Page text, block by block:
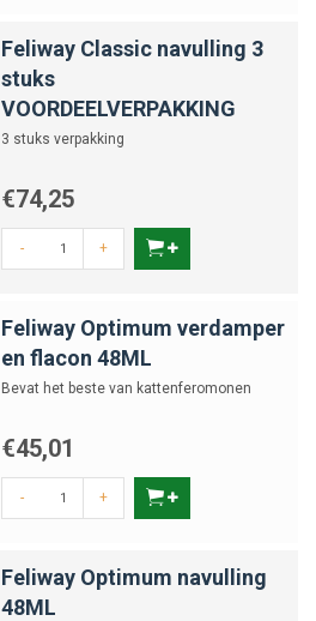
Feliway Classic navulling 3
stuks
VOORDEELVERPAKKING
3 stuks verpakking
€74,25
- +
Feliway Optimum verdamper
en flacon 48ML
Bevat het beste van kattenferomonen
€45,01
- +
Feliway Optimum navulling
48ML